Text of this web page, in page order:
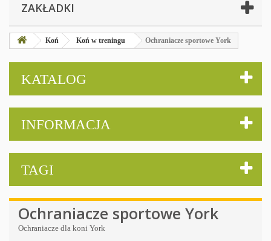
ZAKŁADKI
Koń Koń w treningu Ochraniacze sportowe York
KATALOG
INFORMACJA
TAGI
Ochraniacze sportowe York
Ochraniacze dla koni York